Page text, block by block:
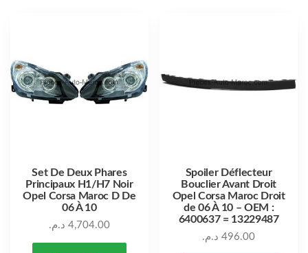
Set De Deux Phares
Principaux H1/H7 Noir
Opel Corsa Maroc D De
06 À 10
4,704.00 د.م.
Spoiler Déflecteur
Bouclier Avant Droit
Opel Corsa Maroc Droit
de 06 À 10 – OEM :
6400637 = 13229487
496.00 د.م.